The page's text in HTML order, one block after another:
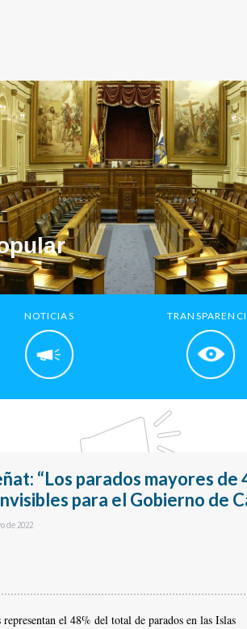
NOTICIAS
“Los parados mayores de
para el Gobierno de
de 2022
el 48% del total de parados en las Islas